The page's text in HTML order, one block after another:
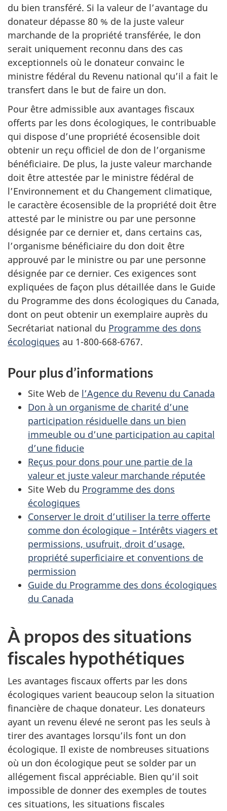
du bien transféré. Si la valeur de l’avantage du
donateur dépasse 80 % de la juste valeur
marchande de la propriété transférée, le don
serait uniquement reconnu dans des cas
exceptionnels où le donateur convainc le
ministre fédéral du Revenu national qu’il a fait le
transfert dans le but de faire un don.
Pour être admissible aux avantages fiscaux
offerts par les dons écologiques, le contribuable
qui dispose d’une propriété écosensible doit
obtenir un reçu officiel de don de l’organisme
bénéficiaire. De plus, la juste valeur marchande
doit être attestée par le ministre fédéral de
l’Environnement et du Changement climatique,
le caractère écosensible de la propriété doit être
attesté par le ministre ou par une personne
désignée par ce dernier et, dans certains cas,
l’organisme bénéficiaire du don doit être
approuvé par le ministre ou par une personne
désignée par ce dernier. Ces exigences sont
expliquées de façon plus détaillée dans le Guide
du Programme des dons écologiques du Canada,
dont on peut obtenir un exemplaire auprès du
Secrétariat national du Programme des dons
écologiques au 1-800-668-6767.
Pour plus d’informations
Site Web de l’Agence du Revenu du Canada
Don à un organisme de charité d’une
participation résiduelle dans un bien
immeuble ou d’une participation au capital
d’une fiducie
Reçus pour dons pour une partie de la
valeur et juste valeur marchande réputée
Site Web du Programme des dons
écologiques
Conserver le droit d’utiliser la terre offerte
comme don écologique – Intérêts viagers et
permissions, usufruit, droit d’usage,
propriété superficiaire et conventions de
permission
Guide du Programme des dons écologiques
du Canada
À propos des situations
fiscales hypothétiques
Les avantages fiscaux offerts par les dons
écologiques varient beaucoup selon la situation
financière de chaque donateur. Les donateurs
ayant un revenu élevé ne seront pas les seuls à
tirer des avantages lorsqu’ils font un don
écologique. Il existe de nombreuses situations
où un don écologique peut se solder par un
allégement fiscal appréciable. Bien qu’il soit
impossible de donner des exemples de toutes
ces situations, les situations fiscales